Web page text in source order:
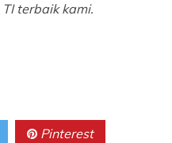
terbaik kami.
Pinterest